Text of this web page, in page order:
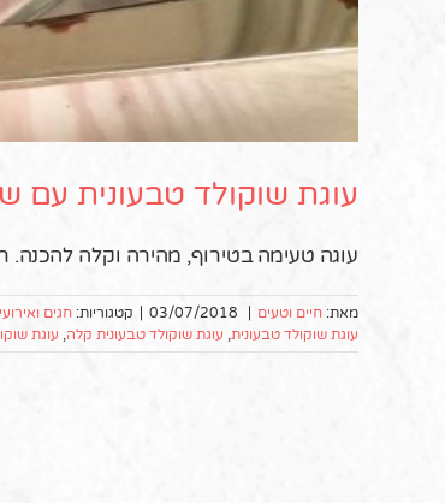
עוגת שוקולד טבעונית עם
עוגה טעימה בטירוף, מהירה וקלה להכנה.
מאת: חיים וטעים |
03/07/2018
| קטגוריות: חגים
עוגת שוקולד טבעונית עוגת שוקולד טבעונית קלה עוגת